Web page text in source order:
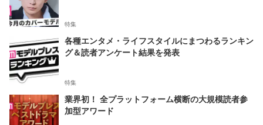
特集
各種エンタメ・ライフスタイルにまつわるランキン
グ＆読者アンケート結果を発表
特集
業界初！ 全プラットフォーム横断の大規模読者参
加型アワード